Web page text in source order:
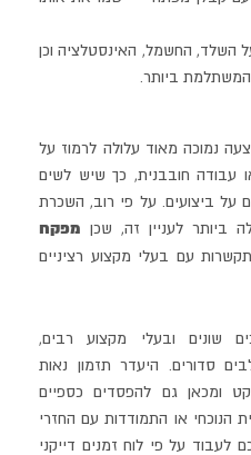
השלד, החשמל, האינסטלציה וכן
ביותר.
נמוכה מאוד עלולה לרמוז על
עבודה חובבנית, כך שיש לשים
ביצועים. על פי רוב, השכרת
ביותר לעניין זה, שכן מפקח
עם בעלי מקצוע רציניים
שונים ובעלי מקצוע רבים,
סדורים. היעדר תזמון נאות
ומכאן גם להפסדים כספיים
הנוכחי או התמודדות עם החזרי
לעבוד על פי לוח זמנים דייקני